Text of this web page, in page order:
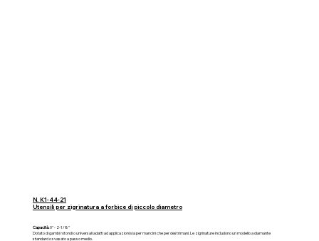
N. K1-44-21
Utensili per zigrinatura a forbice di piccolo diametro
Capacità:0" - 2-1/8"
Dotato di gambi rotondi o universali adatti ad applicazioni sia per mancini che per destrimani. Le zigrinature includono un modello a diamante
standard o svasato a passo medio.